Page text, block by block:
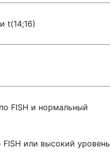
t(14;16)
FISH и нормальный
или высокий уровень